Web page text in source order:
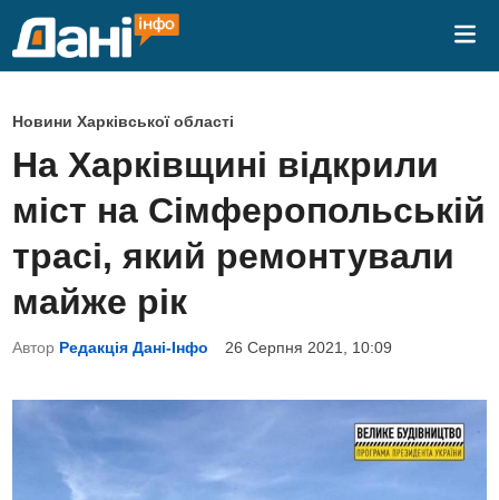
P
o
s
e
d
n
Новини Харківської області
На Харківщині відкрили
міст на Сімферопольській
трасі, який ремонтували
майже рік
Автор Редакція Дані-Інфо 26 Серпня 2021, 10:09